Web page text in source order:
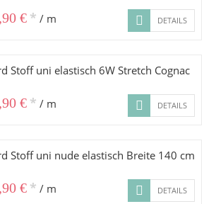
€ * / m DETAILS
Stoff uni elastisch 6W Stretch Cognac
€ * / m DETAILS
Stoff uni nude elastisch Breite 140 cm
€ * / m DETAILS